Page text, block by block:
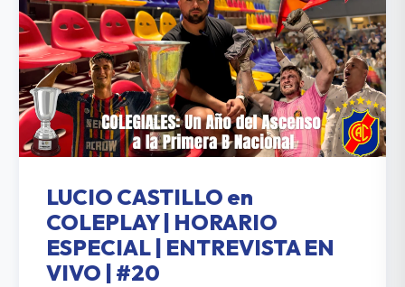
LUCIO CASTILLO en
COLEPLAY | HORARIO
ESPECIAL | ENTREVISTA EN
VIVO | #20